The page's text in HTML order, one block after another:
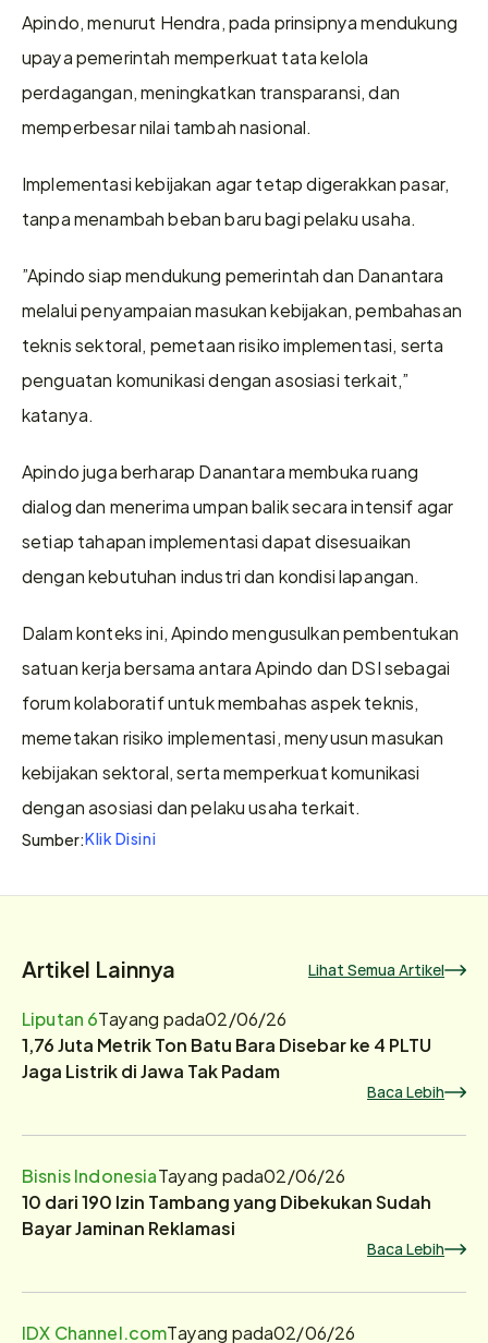
Apindo, menurut Hendra, pada prinsipnya mendukung
upaya pemerintah memperkuat tata kelola
perdagangan, meningkatkan transparansi, dan
memperbesar nilai tambah nasional.
Implementasi kebijakan agar tetap digerakkan pasar,
tanpa menambah beban baru bagi pelaku usaha.
”Apindo siap mendukung pemerintah dan Danantara
melalui penyampaian masukan kebijakan, pembahasan
teknis sektoral, pemetaan risiko implementasi, serta
penguatan komunikasi dengan asosiasi terkait,”
katanya.
Apindo juga berharap Danantara membuka ruang
dialog dan menerima umpan balik secara intensif agar
setiap tahapan implementasi dapat disesuaikan
dengan kebutuhan industri dan kondisi lapangan.
Dalam konteks ini, Apindo mengusulkan pembentukan
satuan kerja bersama antara Apindo dan DSI sebagai
forum kolaboratif untuk membahas aspek teknis,
memetakan risiko implementasi, menyusun masukan
kebijakan sektoral, serta memperkuat komunikasi
dengan asosiasi dan pelaku usaha terkait.
Sumber:Klik Disini
Artikel Lainnya Lihat Semua Artikel
Liputan 6Tayang pada02/06/26
1,76 Juta Metrik Ton Batu Bara Disebar ke 4 PLTU
Jaga Listrik di Jawa Tak Padam
Baca Lebih
Bisnis IndonesiaTayang pada02/06/26
10 dari 190 Izin Tambang yang Dibekukan Sudah
Bayar Jaminan Reklamasi
Baca Lebih
IDX Channel.comTayang pada02/06/26